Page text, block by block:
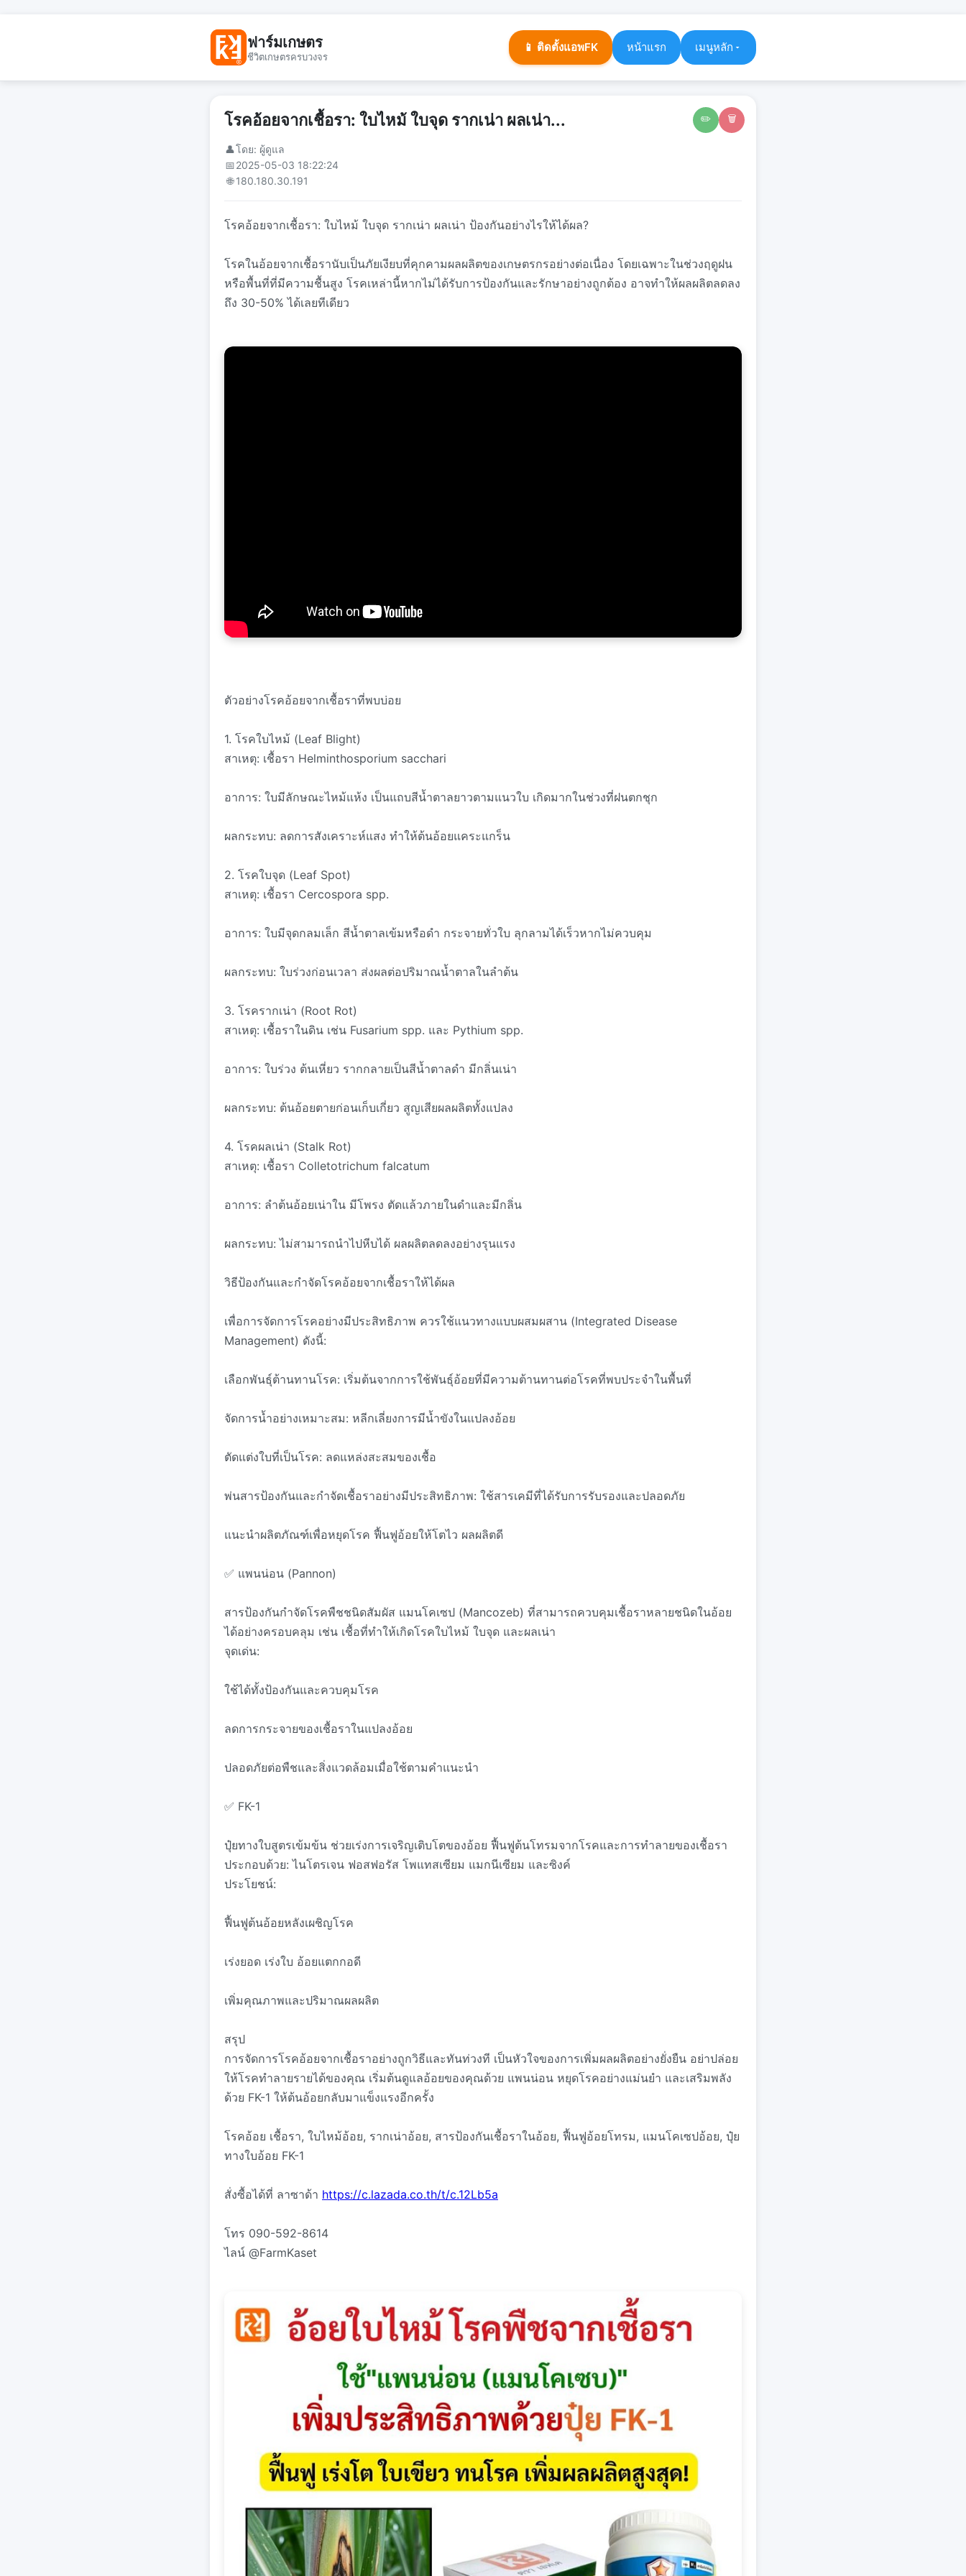
ฟาร์มเกษตร
ชีวิตเกษตรครบวงจร
📱 ติดตั้งแอพFK หน้าแรก เมนูหลัก
✏️ 🗑️
โรคอ้อยจากเชื้อรา: ใบไหม้ ใบจุด รากเน่า ผลเน่า...
👤โดย: ผู้ดูแล
📅2025-05-03 18:22:24
🌐 180.180.30.191
โรคอ้อยจากเชื้อรา: ใบไหม้ ใบจุด รากเน่า ผลเน่า ป้องกันอย่างไรให้ได้ผล?
โรคในอ้อยจากเชื้อรานับเป็นภัยเงียบที่คุกคามผลผลิตของเกษตรกรอย่างต่อเนื่อง โดยเฉพาะในช่วงฤดูฝน
หรือพื้นที่ที่มีความชื้นสูง โรคเหล่านี้หากไม่ได้รับการป้องกันและรักษาอย่างถูกต้อง อาจทำให้ผลผลิตลดลง
ถึง 30-50% ได้เลยทีเดียว
ตัวอย่างโรคอ้อยจากเชื้อราที่พบบ่อย
1. โรคใบไหม้ (Leaf Blight)
สาเหตุ: เชื้อรา Helminthosporium sacchari
อาการ: ใบมีลักษณะไหม้แห้ง เป็นแถบสีน้ำตาลยาวตามแนวใบ เกิดมากในช่วงที่ฝนตกชุก
ผลกระทบ: ลดการสังเคราะห์แสง ทำให้ต้นอ้อยแคระแกร็น
2. โรคใบจุด (Leaf Spot)
สาเหตุ: เชื้อรา Cercospora spp.
อาการ: ใบมีจุดกลมเล็ก สีน้ำตาลเข้มหรือดำ กระจายทั่วใบ ลุกลามได้เร็วหากไม่ควบคุม
ผลกระทบ: ใบร่วงก่อนเวลา ส่งผลต่อปริมาณน้ำตาลในลำต้น
3. โรครากเน่า (Root Rot)
สาเหตุ: เชื้อราในดิน เช่น Fusarium spp. และ Pythium spp.
อาการ: ใบร่วง ต้นเหี่ยว รากกลายเป็นสีน้ำตาลดำ มีกลิ่นเน่า
ผลกระทบ: ต้นอ้อยตายก่อนเก็บเกี่ยว สูญเสียผลผลิตทั้งแปลง
4. โรคผลเน่า (Stalk Rot)
สาเหตุ: เชื้อรา Colletotrichum falcatum
อาการ: ลำต้นอ้อยเน่าใน มีโพรง ตัดแล้วภายในดำและมีกลิ่น
ผลกระทบ: ไม่สามารถนำไปหีบได้ ผลผลิตลดลงอย่างรุนแรง
วิธีป้องกันและกำจัดโรคอ้อยจากเชื้อราให้ได้ผล
เพื่อการจัดการโรคอย่างมีประสิทธิภาพ ควรใช้แนวทางแบบผสมผสาน (Integrated Disease
Management) ดังนี้:
เลือกพันธุ์ต้านทานโรค: เริ่มต้นจากการใช้พันธุ์อ้อยที่มีความต้านทานต่อโรคที่พบประจำในพื้นที่
จัดการน้ำอย่างเหมาะสม: หลีกเลี่ยงการมีน้ำขังในแปลงอ้อย
ตัดแต่งใบที่เป็นโรค: ลดแหล่งสะสมของเชื้อ
พ่นสารป้องกันและกำจัดเชื้อราอย่างมีประสิทธิภาพ: ใช้สารเคมีที่ได้รับการรับรองและปลอดภัย
แนะนำผลิตภัณฑ์เพื่อหยุดโรค ฟื้นฟูอ้อยให้โตไว ผลผลิตดี
✅ แพนน่อน (Pannon)
สารป้องกันกำจัดโรคพืชชนิดสัมผัส แมนโคเซป (Mancozeb) ที่สามารถควบคุมเชื้อราหลายชนิดในอ้อย
ได้อย่างครอบคลุม เช่น เชื้อที่ทำให้เกิดโรคใบไหม้ ใบจุด และผลเน่า
จุดเด่น:
ใช้ได้ทั้งป้องกันและควบคุมโรค
ลดการกระจายของเชื้อราในแปลงอ้อย
ปลอดภัยต่อพืชและสิ่งแวดล้อมเมื่อใช้ตามคำแนะนำ
✅ FK-1
ปุ๋ยทางใบสูตรเข้มข้น ช่วยเร่งการเจริญเติบโตของอ้อย ฟื้นฟูต้นโทรมจากโรคและการทำลายของเชื้อรา
ประกอบด้วย: ไนโตรเจน ฟอสฟอรัส โพแทสเซียม แมกนีเซียม และซิงค์
ประโยชน์:
ฟื้นฟูต้นอ้อยหลังเผชิญโรค
เร่งยอด เร่งใบ อ้อยแตกกอดี
เพิ่มคุณภาพและปริมาณผลผลิต
สรุป
การจัดการโรคอ้อยจากเชื้อราอย่างถูกวิธีและทันท่วงที เป็นหัวใจของการเพิ่มผลผลิตอย่างยั่งยืน อย่าปล่อย
ให้โรคทำลายรายได้ของคุณ เริ่มต้นดูแลอ้อยของคุณด้วย แพนน่อน หยุดโรคอย่างแม่นยำ และเสริมพลัง
ด้วย FK-1 ให้ต้นอ้อยกลับมาแข็งแรงอีกครั้ง
โรคอ้อย เชื้อรา, ใบไหม้อ้อย, รากเน่าอ้อย, สารป้องกันเชื้อราในอ้อย, ฟื้นฟูอ้อยโทรม, แมนโคเซปอ้อย, ปุ๋ย
ทางใบอ้อย FK-1
สั่งซื้อได้ที่ ลาซาด้า https://c.lazada.co.th/t/c.12Lb5a
โทร 090-592-8614
ไลน์ @FarmKaset